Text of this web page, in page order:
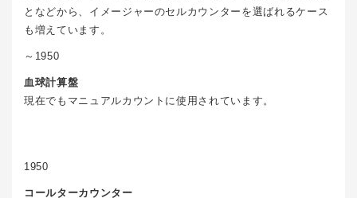
となどから、イメージャーのセルカウンターを選ばれるケース
も増えています。
～1950
血球計算盤
現在でもマニュアルカウントに使用されています。
1950
コールターカウンター